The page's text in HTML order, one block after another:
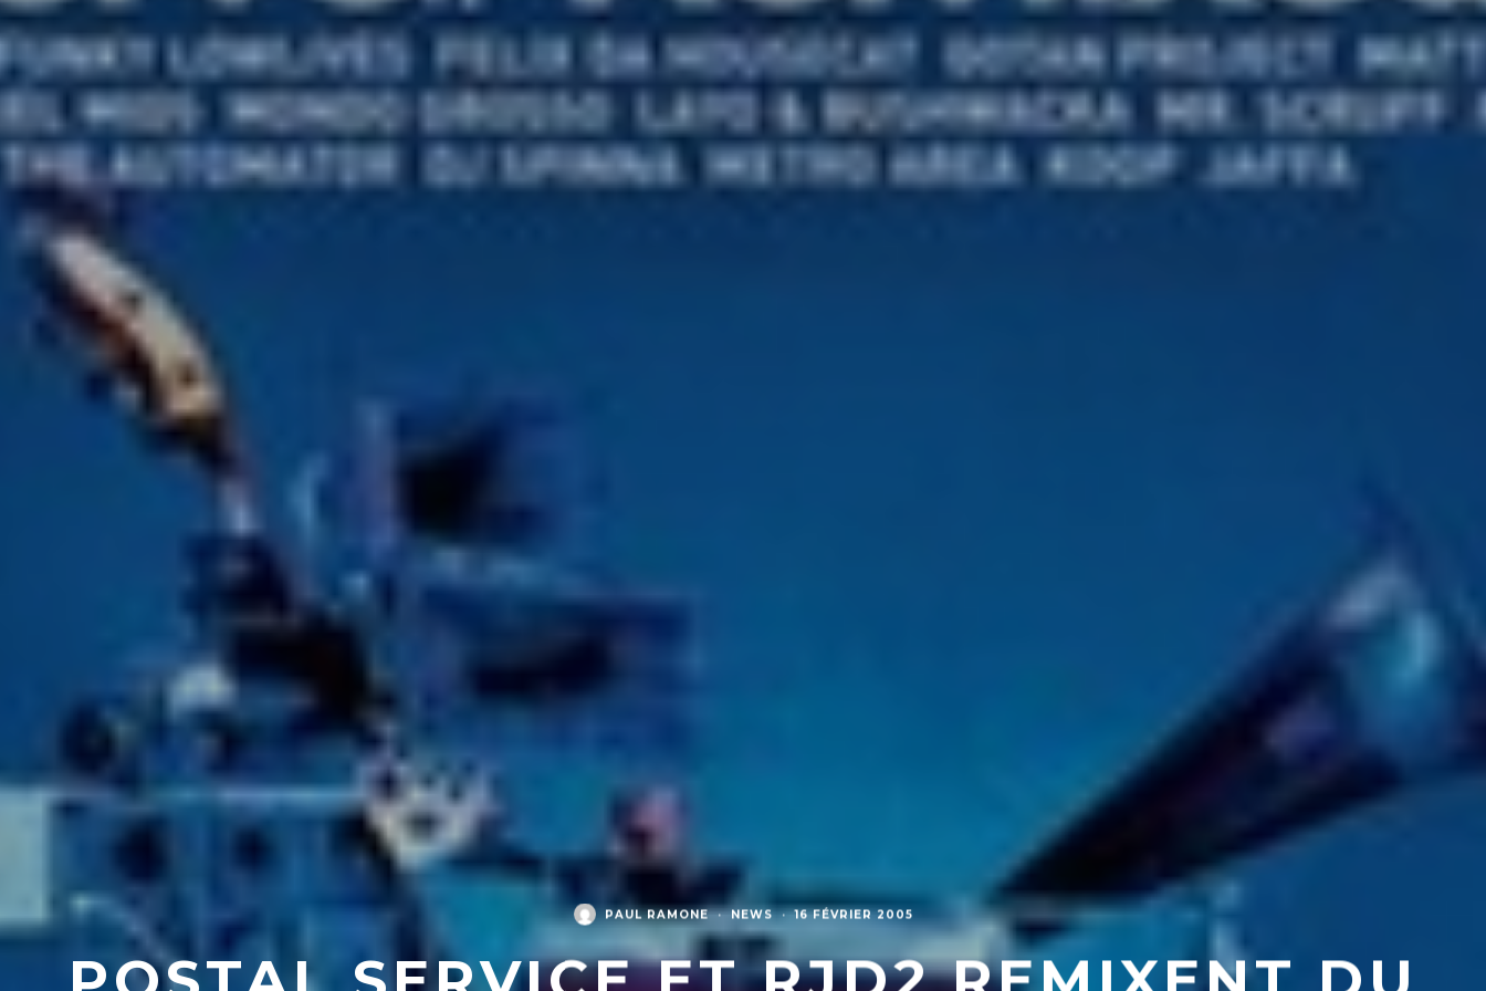
PAUL RAMONE · NEWS · 16 FÉVRIER 2005